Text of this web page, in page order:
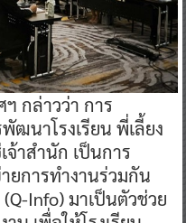
กล่าวว่า การ
ฒนาโรงเรียน พี่เลี้ยง
จ้าสำนัก เป็นการ
ยการทำงานร่วมกัน
Info) มาเป็นตัวช่วย